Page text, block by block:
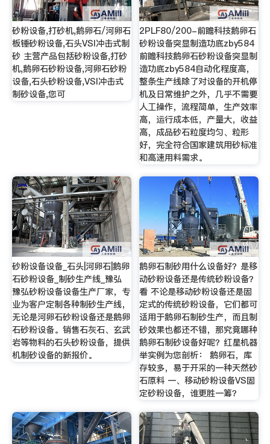
砂粉设备,打砂机,鹅卵石/河卵石
板锤砂粉设备,石头VSI冲击式制
砂 主营产品包括砂粉设备,打砂
机,鹅卵石砂粉设备,河卵石砂粉
设备,石头砂粉设备,VSI冲击式
制砂设备,您可
2PLF80/200-前瞻科技鹅卵石
砂粉设备突显制造功底zby584
前瞻科技鹅卵石砂粉设备突显制
造功底zby584自动化程度高，
整条生产线除了对设备的开机停
机及日常维护之外，几乎不需要
人工操作，流程简单，生产效率
高，运行成本低，产量大，收益
高，成品砂石粒度均匀、粒形
好，完全符合国家建筑用砂标准
和高速用料需求。
砂粉设备设备_石头|河卵石|鹅卵
石砂粉设备_制砂生产线_豫弘
豫弘砂粉设备设备生产厂家，专
业为客户定制各种制砂生产线，
无论是河卵石砂粉设备还是鹅卵
石砂粉设备。销售石灰石、玄武
岩等物料的石头砂粉设备，提供
机制砂设备的新报价。
鹅卵石制砂用什么设备好？是移
动砂粉设备还是传统砂粉设备？
看 不论是移动砂粉设备还是固
定式的传统砂粉设备，它们都可
适用于鹅卵石制砂生产，而且制
砂效果也都还不错，那究竟哪种
鹅卵石制砂设备好呢？红星机器
举实例为您剖析： 鹅卵石，库
存较多，易于开采的一种天然砂
石原料 一、移动砂粉设备VS固
定砂粉设备，谁更胜一筹？